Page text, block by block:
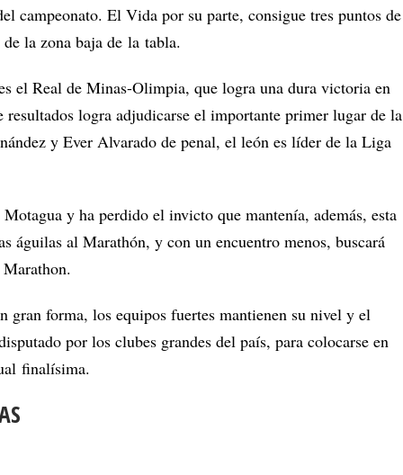
campeonato. El Vida por su parte, consigue tres puntos de
la zona baja de la tabla.
el Real de Minas-Olimpia, que logra una dura victoria en
logra adjudicarse el importante primer lugar de la
y Ever Alvarado de penal, el león es líder de la Liga
y ha perdido el invicto que mantenía, además, esta
águilas al Marathón, y con un encuentro menos, buscará
gran forma, los equipos fuertes mantienen su nivel y el
por los clubes grandes del país, para colocarse en
finalísima.